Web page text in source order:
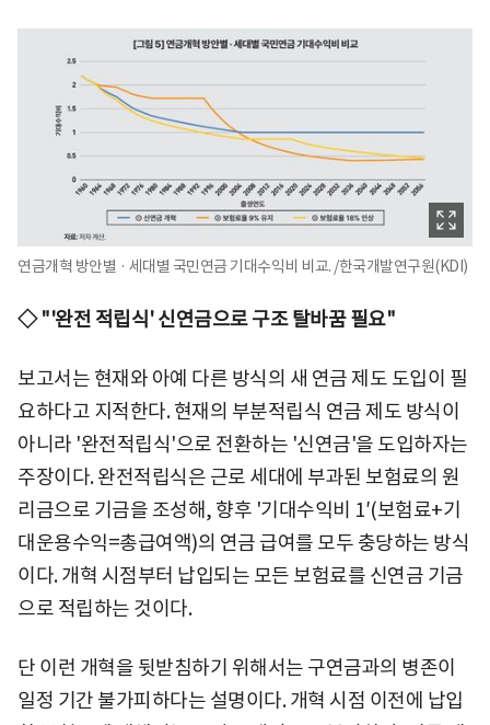
연금개혁 방안별 · 세대별 국민연금 기대수익비 비교. /한국개발연구원(KDI)
◇ "'완전 적립식' 신연금으로 구조 탈바꿈 필요"
보고서는 현재와 아예 다른 방식의 새 연금 제도 도입이 필
요하다고 지적한다. 현재의 부분적립식 연금 제도 방식이
아니라 '완전적립식'으로 전환하는 '신연금'을 도입하자는
주장이다. 완전적립식은 근로 세대에 부과된 보험료의 원
리금으로 기금을 조성해, 향후 '기대수익비 1′(보험료+기
대운용수익=총급여액)의 연금 급여를 모두 충당하는 방식
이다. 개혁 시점부터 납입되는 모든 보험료를 신연금 기금
으로 적립하는 것이다.
단 이런 개혁을 뒷받침하기 위해서는 구연금과의 병존이
일정 기간 불가피하다는 설명이다. 개혁 시점 이전에 납입